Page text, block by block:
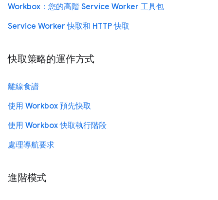
Workbox：您的高階 Service Worker 工具包
Service Worker 快取和 HTTP 快取
快取策略的運作方式
離線食譜
使用 Workbox 預先快取
使用 Workbox 快取執行階段
處理導航要求
進階模式